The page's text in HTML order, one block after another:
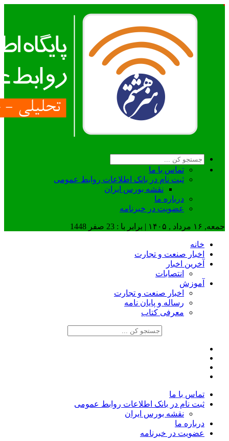
تماس با ما
ثبت نام در بانک اطلاعات روابط عمومی
نقشه بورس ایران
درباره ما
عضويت در خبرنامه
جمعه, ۱۶ مرداد , ۱۴۰۵ | برابر با : 23 صفر 1448
خانه
اخبار صنعت و تجارت
آخرین اخبار
انتصابات
آموزش
اخبار صنعت و تجارت
رساله و پایان نامه
معرفی کتاب
تماس با ما
ثبت نام در بانک اطلاعات روابط عمومی
نقشه بورس ایران
درباره ما
عضويت در خبرنامه